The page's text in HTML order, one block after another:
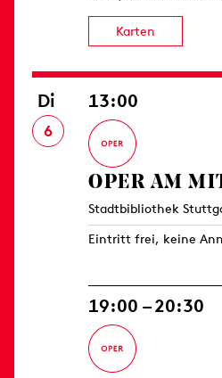
Karten
Di
6
13:00
OPER AM
Stadtbibliothek
Eintritt frei, keine
19:00 – 20:30